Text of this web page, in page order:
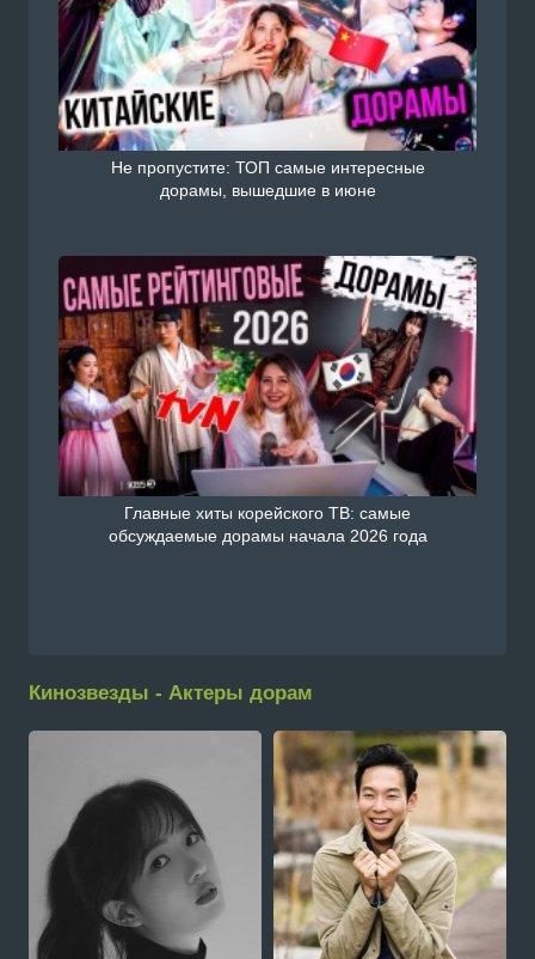
Не пропустите: ТОП самые интересные
дорамы, вышедшие в июне
Главные хиты корейского ТВ: самые
обсуждаемые дорамы начала 2026 года
Кинозвезды - Актеры дорам